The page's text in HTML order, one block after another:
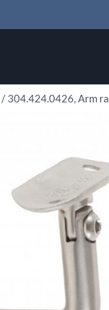
/ 304.424.0426, Arm